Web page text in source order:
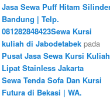
Jasa Sewa Puff Hitam
Bandung | Telp.
081282848423Sewa Kursi
kuliah di Jabodetabek pada
Pusat Jasa Sewa Kursi Kuliah
Lipat Stainless Jakarta
Sewa Tenda Sofa Dan Kursi
Futura di Bekasi | WA.